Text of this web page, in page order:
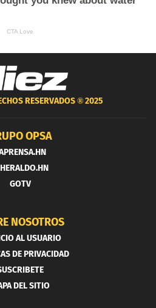
RESERVADOS ®2025
OPSA
GOTV
NOSOTROS
AL USUARIO
DE PRIVACIDAD
DEL SITIO